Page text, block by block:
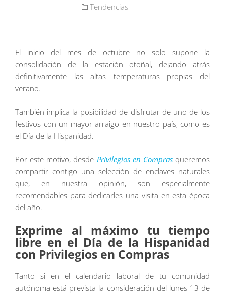
Tendencias
El inicio del mes de octubre no solo supone la
consolidación de la estación otoñal, dejando atrás
definitivamente las altas temperaturas propias del
verano.
También implica la posibilidad de disfrutar de uno de los
festivos con un mayor arraigo en nuestro país, como es
el Día de la Hispanidad.
Por este motivo, desde Privilegios en Comprasqueremos
compartir contigo una selección de enclaves naturales
que, en nuestra opinión, son especialmente
recomendables para dedicarles una visita en esta época
del año.
Exprime al máximo tu tiempo
libre en el Día de la Hispanidad
con Privilegios en Compras
Tanto si en el calendario laboral de tu comunidad
autónoma está prevista la consideración del lunes 13 de